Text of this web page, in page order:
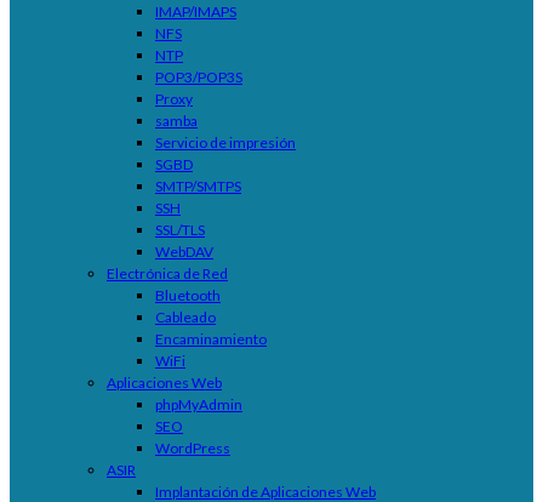
IMAP/IMAPS
NFS
NTP
POP3/POP3S
Proxy
samba
Servicio de impresión
SGBD
SMTP/SMTPS
SSH
SSL/TLS
WebDAV
Electrónica de Red
Bluetooth
Cableado
Encaminamiento
WiFi
Aplicaciones Web
phpMyAdmin
SEO
WordPress
ASIR
Implantación de Aplicaciones Web